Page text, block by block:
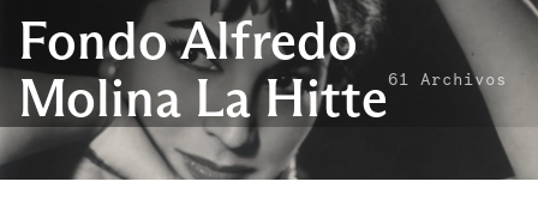
Fondo Alfredo
Molina La Hitte61 Archivos